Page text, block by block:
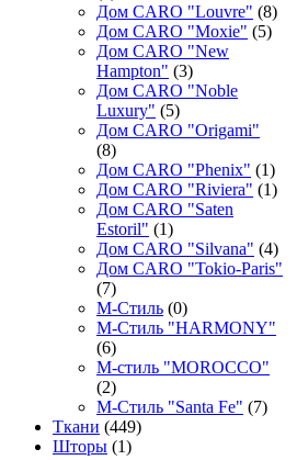
Дом CARO "Louvre" (8)
Дом CARO "Moxie" (5)
Дом CARO "New
Hampton" (3)
Дом CARO "Noble
Luxury" (5)
Дом CARO "Origami"
(8)
Дом CARO "Phenix" (1)
Дом CARO "Riviera" (1)
Дом CARO "Saten
Estoril" (1)
Дом CARO "Silvana" (4)
Дом CARO "Tokio-Paris"
(7)
М-Стиль (0)
М-Стиль "HARMONY"
(6)
М-стиль "MOROCCO"
(2)
М-Стиль "Santa Fe" (7)
Ткани (449)
Шторы (1)